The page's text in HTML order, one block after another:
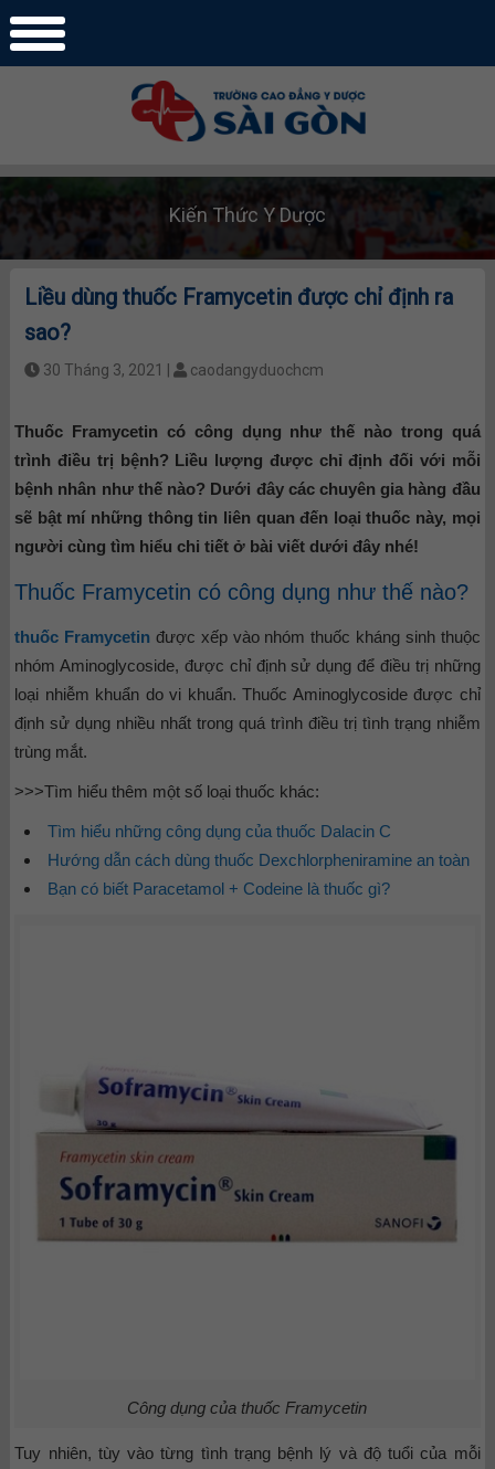
Kiến Thức Y Dược
Liều dùng thuốc Framycetin được chỉ định ra
sao?
30 Tháng 3, 2021 | caodangyduochcm
Thuốc Framycetin có công dụng như thế nào trong quá
trình điều trị bệnh? Liều lượng được chỉ định đối với mỗi
bệnh nhân như thế nào? Dưới đây các chuyên gia hàng đầu
sẽ bật mí những thông tin liên quan đến loại thuốc này, mọi
người cùng tìm hiểu chi tiết ở bài viết dưới đây nhé!
Thuốc Framycetin có công dụng như thế nào?
thuốc Framycetin được xếp vào nhóm thuốc kháng sinh thuộc
nhóm Aminoglycoside, được chỉ định sử dụng để điều trị những
loại nhiễm khuẩn do vi khuẩn. Thuốc Aminoglycoside được chỉ
định sử dụng nhiều nhất trong quá trình điều trị tình trạng nhiễm
trùng mắt.
>>>Tìm hiểu thêm một số loại thuốc khác:
Tìm hiểu những công dụng của thuốc Dalacin C
Hướng dẫn cách dùng thuốc Dexchlorpheniramine an toàn
Bạn có biết Paracetamol + Codeine là thuốc gì?
Công dụng của thuốc Framycetin
Tuy nhiên, tùy vào từng tình trạng bệnh lý và độ tuổi của mỗi